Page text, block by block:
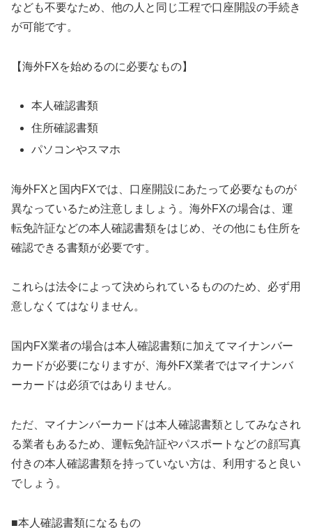
なども不要なため、他の人と同じ工程で口座開設の手続き
が可能です。
【海外FXを始めるのに必要なもの】
本人確認書類
住所確認書類
パソコンやスマホ
海外FXと国内FXでは、口座開設にあたって必要なものが
異なっているため注意しましょう。海外FXの場合は、運
転免許証などの本人確認書類をはじめ、その他にも住所を
確認できる書類が必要です。
これらは法令によって決められているもののため、必ず用
意しなくてはなりません。
国内FX業者の場合は本人確認書類に加えてマイナンバー
カードが必要になりますが、海外FX業者ではマイナンバ
ーカードは必須ではありません。
ただ、マイナンバーカードは本人確認書類としてみなされ
る業者もあるため、運転免許証やパスポートなどの顔写真
付きの本人確認書類を持っていない方は、利用すると良い
でしょう。
■本人確認書類になるもの